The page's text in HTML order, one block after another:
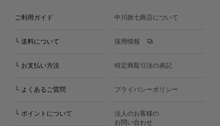
ご利用ガイド
└ 送料について
└ お支払い方法
└ よくあるご質問
└ ポイントについて
中川政七商店について
採用情報
特定商取引法の表記
プライバシーポリシー
法人のお客様の
お問い合わせ